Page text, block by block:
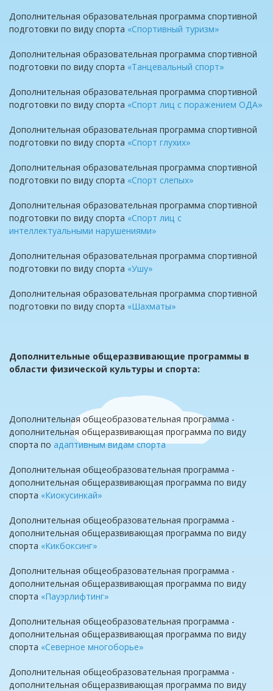
Дополнительная образовательная программа спортивной
подготовки по виду спорта «Спортивный туризм»
Дополнительная образовательная программа спортивной
подготовки по виду спорта «Танцевальный спорт»
Дополнительная образовательная программа спортивной
подготовки по виду спорта «Спорт лиц с поражением ОДА»
Дополнительная образовательная программа спортивной
подготовки по виду спорта «Спорт глухих»
Дополнительная образовательная программа спортивной
подготовки по виду спорта «Спорт слепых»
Дополнительная образовательная программа спортивной
подготовки по виду спорта «Спорт лиц с
интеллектуальными нарушениями»
Дополнительная образовательная программа спортивной
подготовки по виду спорта «Ушу»
Дополнительная образовательная программа спортивной
подготовки по виду спорта «Шахматы»
Дополнительные общеразвивающие программы в
области физической культуры и спорта:
Дополнительная общеобразовательная программа -
дополнительная общеразвивающая программа по виду
спорта по адаптивным видам спорта
Дополнительная общеобразовательная программа -
дополнительная общеразвивающая программа по виду
спорта «Киокусинкай»
Дополнительная общеобразовательная программа -
дополнительная общеразвивающая программа по виду
спорта «Кикбоксинг»
Дополнительная общеобразовательная программа -
дополнительная общеразвивающая программа по виду
спорта «Пауэрлифтинг»
Дополнительная общеобразовательная программа -
дополнительная общеразвивающая программа по виду
спорта «Северное многоборье»
Дополнительная общеобразовательная программа -
дополнительная общеразвивающая программа по виду